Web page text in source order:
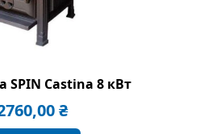
SPIN Castina 8 кВт
₴